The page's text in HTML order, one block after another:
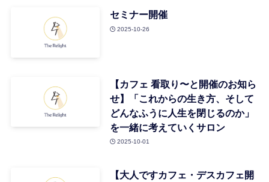
セミナー開催
2025-10-26
【カフェ 看取り〜と開催のお知ら
せ】「これからの生き方、そして
どんなふうに人生を閉じるのか」
を一緒に考えていくサロン
2025-10-01
【大人ですカフェ・デスカフェ開